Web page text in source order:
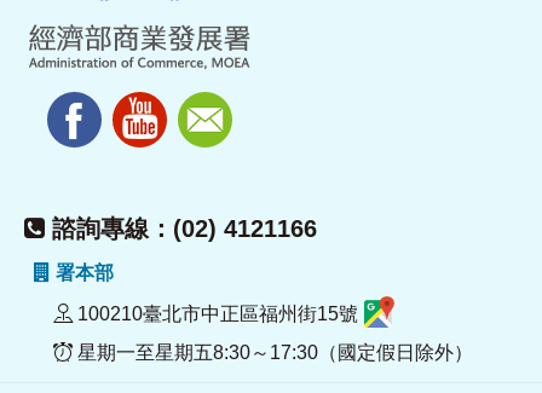
諮詢專線：(02) 4121166
署本部
100210臺北市中正區福州街15號
星期一至星期五8:30～17:30（國定假日除外）